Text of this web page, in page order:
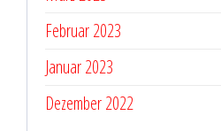
Februar 2023
Januar 2023
Dezember 2022